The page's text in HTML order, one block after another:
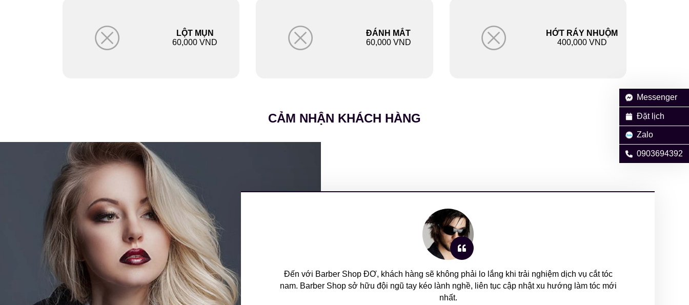
LỘT MỤN
60,000 VND
ĐÁNH MẮT
60,000 VND
HỚT RÁY NHUỘM
400,000 VND
CẢM NHẬN KHÁCH HÀNG
sẽ không phải lo lắng khi trải nghiệm dịch vụ cắt tóc
kéo lành nghề, liên tục cập nhật xu hướng làm tóc mới
nhất.
Đến với Barber Shop ĐƠ, khách hàng sẽ không phải lo lắng khi trải nghiệm dịch vụ cắt tóc
nam. Barber Shop sở hữu đội ngũ tay kéo lành nghề, liên tục cập nhật xu hướng làm tóc mới
nhất.
Messenger
Đặt lịch
Zalo
0903694392